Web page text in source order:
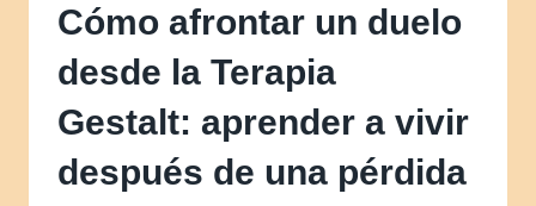
Cómo afrontar un duelo
desde la Terapia
Gestalt: aprender a vivir
después de una pérdida